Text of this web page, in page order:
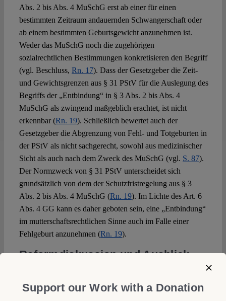
Abs. 2 bis Abs. 4 MuSchG erst ab einer für einen
bestimmten Zeitraum andauernden Schwangerschaft oder
ab einem bestimmten Geburtsgewicht anzunehmen ist.
Weder das MuSchG noch die zugehörigen
sozialrechtlichen Bestimmungen konkretisieren den Begriff
(vgl. Beschluss, Rn. 17). Dass der Gesetzgeber die Zeit-
und Gewichtsgrenzen aus § 31 PStV für die Auslegung des
Begriffs der „Entbindung“ in § 3 Abs. 2 bis Abs. 4
MuSchG als zwingend maßgeblich erachtet, ist nicht
erkennbar (Rn. 19). Schließlich bewertet auch der
Gesetzgeber die Abgrenzung von Fehl- und Totgeburten in
der PStV als nicht sachgerecht, sowohl aus medizinischer
Sicht als auch nach dem Zweck des MuSchG (vgl. S. 87).
Der Normzweck von § 31 PStV unterscheidet sich
grundsätzlich von dem der Schutzfristregelung aus § 3
Abs. 2 bis Abs. 4 MuSchG (Rn. 19). Im Lichte des Art. 6
Abs. 4 GG kann es daher geboten sein, eine „Entbindung“
im mutterschaftsrechtlichen Sinne auch im Falle einer
Fehlgeburt anzunehmen (Rn. 19).
Reformdiskussion und Ausblick
verfassungskonformen Auslegung auch für Frauen nach
Support our Work with a Donation